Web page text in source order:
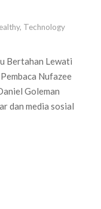
, Technology
Bertahan Lewati
Nufazee
Goleman
dan media sosial